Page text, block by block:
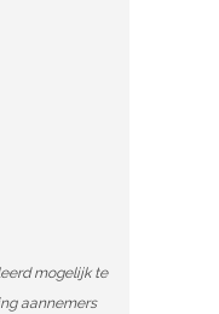
mogelijk te
aannemers